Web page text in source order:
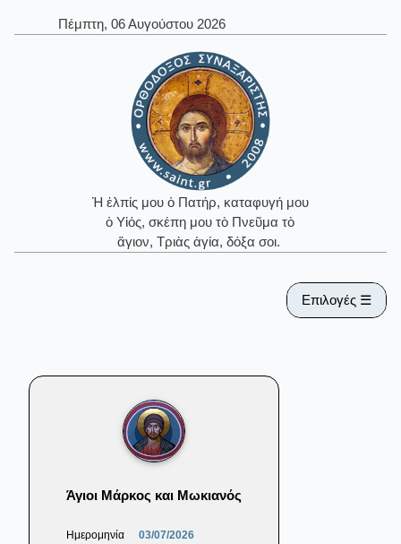
Πέμπτη, 06 Αυγούστου 2026
Ἡ ἐλπίς μου ὁ Πατήρ, καταφυγή μου
ὁ Υἱός, σκέπη μου τὸ Πνεῦμα τὸ
ἅγιον, Τριὰς ἁγία, δόξα σοι.
Επιλογές ☰
Άγιοι Μάρκος και Μωκιανός
Ημερομηνία
03/07/2026